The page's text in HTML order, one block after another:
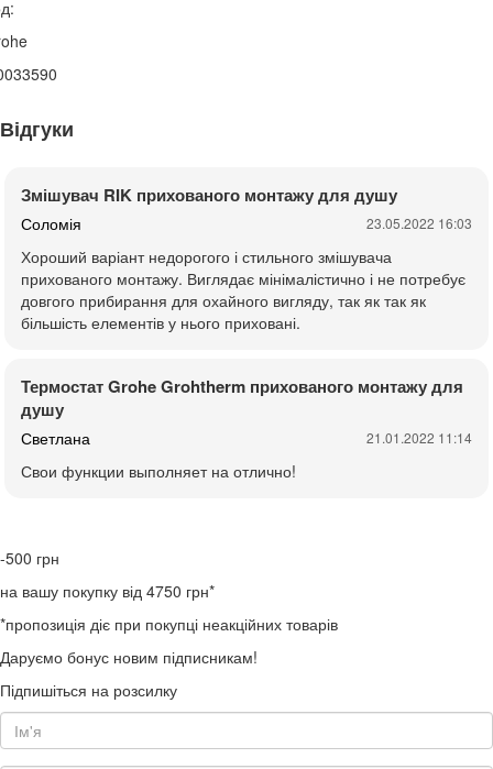
Відгуки
Змішувач RIK прихованого монтажу для душу
Соломія 23.05.2022 16:03
Хороший варіант недорогого і стильного змішувача
прихованого монтажу. Виглядає мінімалістично і не потребує
довгого прибирання для охайного вигляду, так як так як
більшість елементів у нього приховані.
Термостат Grohe Grohtherm прихованого монтажу для
душу
Светлана 21.01.2022 11:14
Свои функции выполняет на отлично!
-500 грн
на вашу покупку від 4750 грн*
*пропозиція діє при покупці неакційних товарів
Даруємо бонус новим підписникам!
Підпишіться на розсилку